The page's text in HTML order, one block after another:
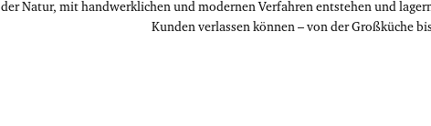
der Natur, mit handwerklichen und modernen Verfahren entstehen und
Kunden verlassen können – von der Großküche